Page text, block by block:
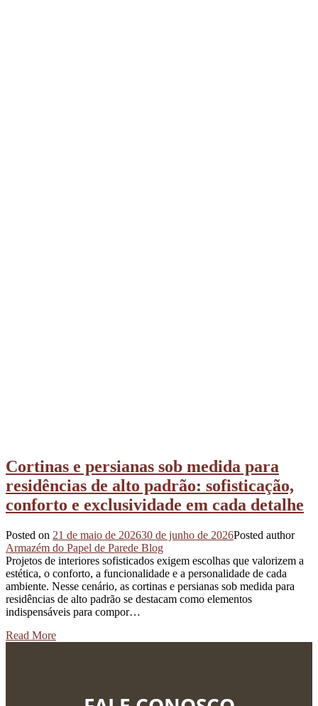
Cortinas e persianas sob medida para
residências de alto padrão: sofisticação,
conforto e exclusividade em cada detalhe
Posted on 21 de maio de 202630 de junho de 2026Posted author
Armazém do Papel de Parede Blog
Projetos de interiores sofisticados exigem escolhas que valorizem a
estética, o conforto, a funcionalidade e a personalidade de cada
ambiente. Nesse cenário, as cortinas e persianas sob medida para
residências de alto padrão se destacam como elementos
indispensáveis para compor…
Read More